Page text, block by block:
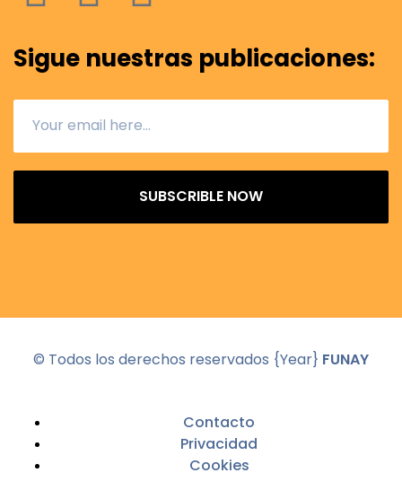
Sigue nuestras publicaciones:
SUBSCRIBLE NOW
© Todos los derechos reservados {Year} FUNAY
Contacto
Privacidad
Cookies